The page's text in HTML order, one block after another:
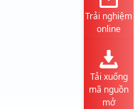
Trải nghiệm
online
Tải xuống
mã nguồn
mở